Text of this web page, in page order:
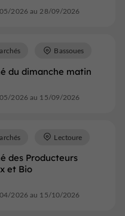
2026 au 28/09/2026
du dimanche matin
Bassoues
2026 au 15/09/2026
des Producteurs
et Bio
Lectoure
2026 au 15/10/2026